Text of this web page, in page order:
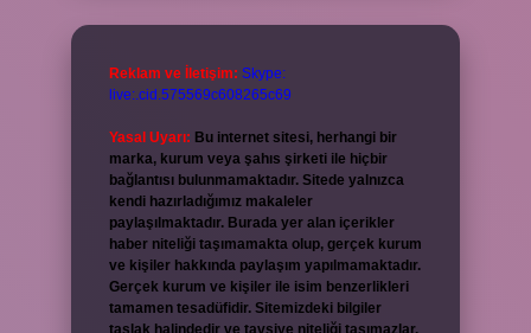
Reklam ve İletişim: Skype:
live:.cid.575569c608265c69
Yasal Uyarı: Bu internet sitesi, herhangi bir
marka, kurum veya şahıs şirketi ile hiçbir
bağlantısı bulunmamaktadır. Sitede yalnızca
kendi hazırladığımız makaleler
paylaşılmaktadır. Burada yer alan içerikler
haber niteliği taşımamakta olup, gerçek kurum
ve kişiler hakkında paylaşım yapılmamaktadır.
Gerçek kurum ve kişiler ile isim benzerlikleri
tamamen tesadüfidir. Sitemizdeki bilgiler
taslak halindedir ve tavsiye niteliği taşımazlar.